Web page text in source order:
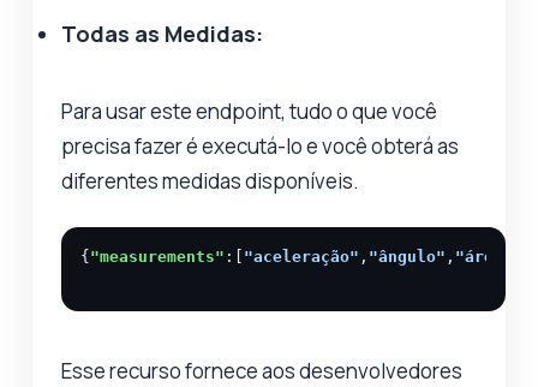
Todas as Medidas:
Para usar este endpoint, tudo o que você
precisa fazer é executá-lo e você obterá as
diferentes medidas disponíveis.
{"measurements" :[ "aceleração" , "ângulo" , "área"
Esse recurso fornece aos desenvolvedores